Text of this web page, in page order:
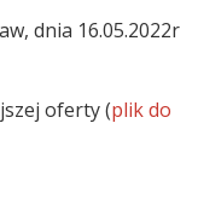
dnia 16.05.2022r
oferty (plik do